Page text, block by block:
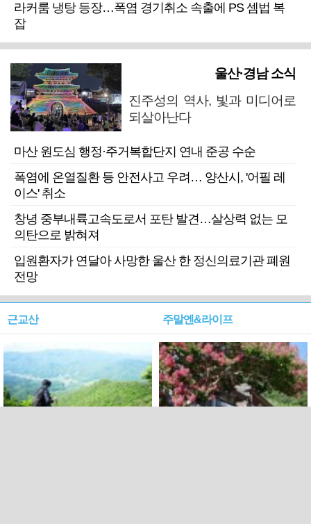
라커룸 냉탕 등장…폭염 경기취소 속출에 PS 셈법 복
잡
울산·경남 소식
진주성의 역사, 빛과 미디어로
되살아난다
마산 원도심 행정·주거복합단지 연내 준공 수순
폭염에 온열질환 등 안전사고 우려… 양산시, '어필 레
이스' 취소
창녕 중부내륙고속도로서 포탄 발견…살상력 없는 모
의탄으로 밝혀져
입원환자가 연달아 사망한 울산 한 정신의료기관 폐원
전망
근교산 주말엔&라이프